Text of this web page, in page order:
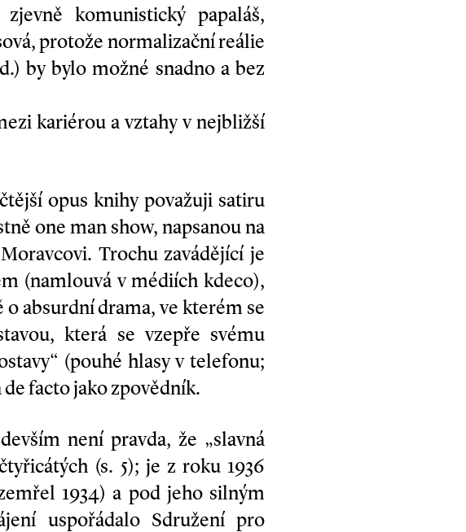
komunistický papaláš,
protože normalizační reálie
by bylo možné snadno a bez
kariérou a vztahy v nejbližší
opus knihy považuji satiru
one man show, napsanou na
Trochu zavádějící je
(namlouvá v médiích kdeco),
o absurdní drama, ve kterém se
která se vzepře svému
(pouhé hlasy v telefonu;
facto jako zpovědník.
není pravda, že „slavná
(s. 5); je z roku 1936
1934) a pod jeho silným
uspořádalo Sdružení pro